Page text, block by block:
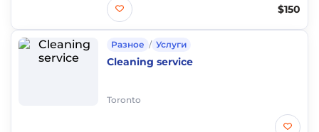
$150
Разное / Услуги
Cleaning service
Toronto